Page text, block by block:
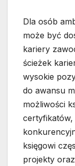
Dla osób
może być
kariery
ścieżek
wysokie
do awansu
możliwości
księgowi
projekty